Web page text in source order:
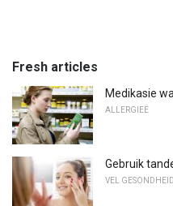
Fresh articles
Medikasie
ALLERGIEË
Gebruik
VEL GESONDHEID